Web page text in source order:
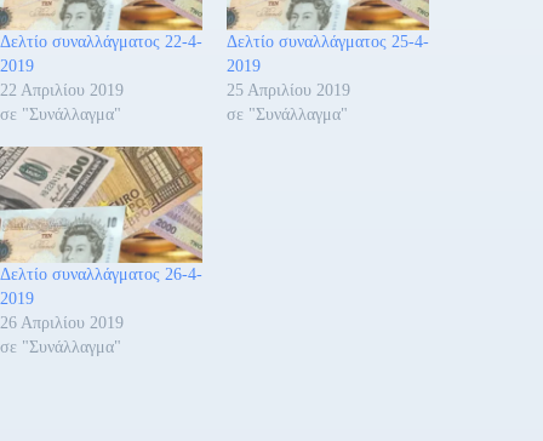
Δελτίο συναλλάγματος 22-4-
2019
22 Απριλίου 2019
σε "Συνάλλαγμα"
Δελτίο συναλλάγματος 25-4-
2019
25 Απριλίου 2019
σε "Συνάλλαγμα"
Δελτίο συναλλάγματος 26-4-
2019
26 Απριλίου 2019
σε "Συνάλλαγμα"